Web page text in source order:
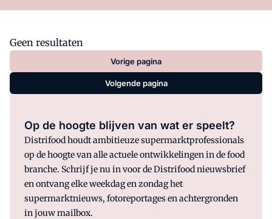
Geen resultaten
Vorige pagina
Volgende pagina
Op de hoogte blijven van wat er speelt?
Distrifood houdt ambitieuze supermarktprofessionals
op de hoogte van alle actuele ontwikkelingen in de food
branche. Schrijf je nu in voor de Distrifood nieuwsbrief
en ontvang elke weekdag en zondag het
supermarktnieuws, fotoreportages en achtergronden
in jouw mailbox.